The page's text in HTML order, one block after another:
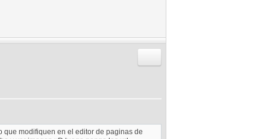
modifiquen en el editor de paginas de